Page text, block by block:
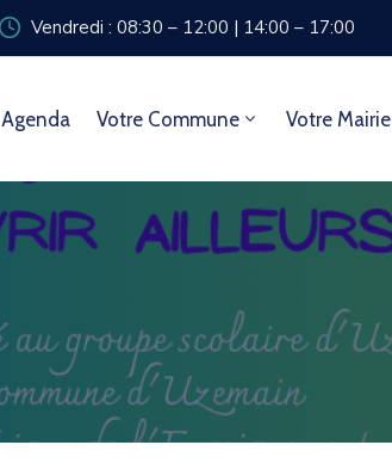
Vendredi : 08:30 – 12:00 | 14:00 – 17:00
Agenda Votre Commune Votre Mairie